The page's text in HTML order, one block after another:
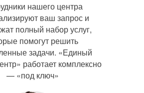
нашего центра
ваш запрос и
полный набор услуг,
помогут решить
задачи. «Единый
работает комплексно
— «под ключ»